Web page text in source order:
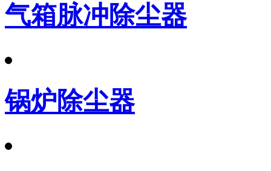
气箱脉冲除尘器
锅炉除尘器